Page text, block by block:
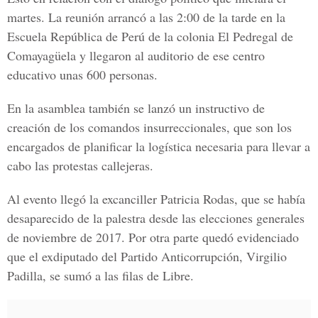
martes. La reunión arrancó a las 2:00 de la tarde en la
Escuela República de Perú de la colonia El Pedregal de
Comayagüela y llegaron al auditorio de ese centro
educativo unas 600 personas.
En la asamblea también se lanzó un instructivo de
creación de los comandos insurreccionales, que son los
encargados de planificar la logística necesaria para llevar a
cabo las protestas callejeras.
Al evento llegó la excanciller Patricia Rodas, que se había
desaparecido de la palestra desde las elecciones generales
de noviembre de 2017. Por otra parte quedó evidenciado
que el exdiputado del Partido Anticorrupción, Virgilio
Padilla, se sumó a las filas de Libre.